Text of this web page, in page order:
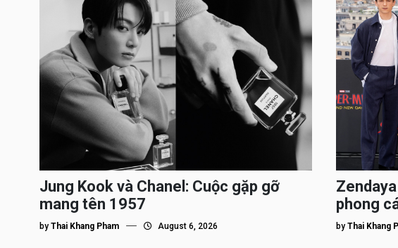
Jung Kook và Chanel: Cuộc gặp gỡ
mang tên 1957
by Thai Khang Pham August 6, 2026
phong
bá
by Thai Khang